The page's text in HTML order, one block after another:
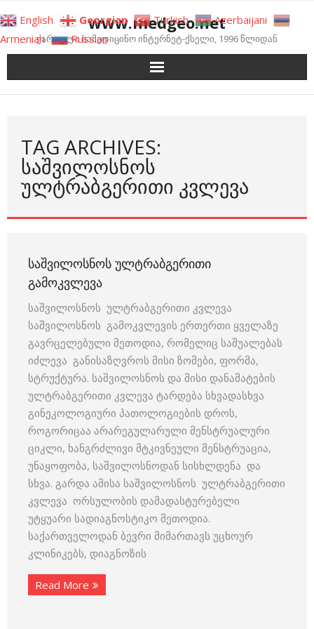
to
content
www.medgeo.net
ქართული სამედიცინო ინტერნეტ-ქსელი, 1996 წლიდან
TAG ARCHIVES:
ᲡᲐᲨᲕᲘᲚᲝᲡᲜᲝᲡ
ᲣᲚᲢᲠᲐᲑᲒᲔᲠᲘᲗᲘ ᲙᲕᲚᲔᲕᲐ
ᲡᲐᲨᲕᲘᲚᲝᲡᲜᲝᲡ ᲣᲚᲢᲠᲐᲑᲒᲔᲠᲘᲗᲘ
ᲒᲐᲛᲝᲙᲕᲚᲔᲕᲐ
საშვილოსნოს ულტრაბგერითი კვლევა
საშვილოსნოს გამოკვლევის ერთერთი ყველაზე
გავრცელებული მეთოდია, რომელიც საშუალებას
იძლევა განისაზღვროს მისი ზომები, ფორმა,
სტრუქტურა. საშვილოსნოს და მისი დანამატების
ულტრაბგერითი კვლევა ტარდება სხვადასხვა
გინეკოლოგიური პათოლოგიების დროს,
როგორიცაა არარეგულარული მენსტრუალური
ციკლი, ხანგრძლივი მტკივნეული მენსტრუაცია,
უნაყოფობა, საშვილოსნოდან სისხლდენა და
სხვა. გარდა ამისა საშვილოსნოს ულტრაბგერითი
კვლევა ორსულობის დამადასტურებელი
უტყუარი სადიაგნოსტიკო მეთოდია.
საქართველოდან ბევრი მიმართავს უცხოურ
კლინიკებს, დიაგნოზის
Read More
English Georgian Turkish
Azerbaijani
Armenian
Russian